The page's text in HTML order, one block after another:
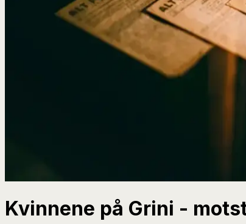
Kvinnene på Grini -